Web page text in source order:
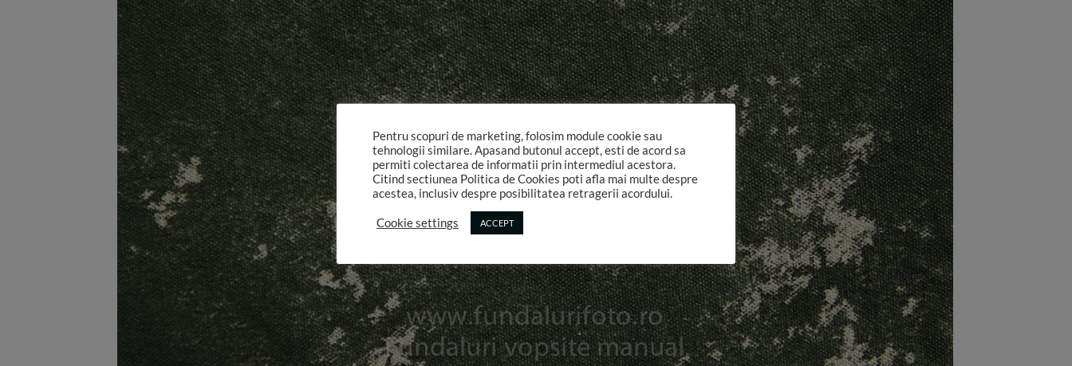
Pentru scopuri de marketing, folosim module cookie sau
tehnologii similare. Apasand butonul accept, esti de acord sa
permiti colectarea de informatii prin intermediul acestora.
Citind sectiunea Politica de Cookies poti afla mai multe despre
acestea, inclusiv despre posibilitatea retragerii acordului.
Cookie settings ACCEPT